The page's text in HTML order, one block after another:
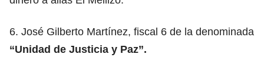
6. José Gilberto Martínez, fiscal 6 de la denominada
“Unidad de Justicia y Paz”.